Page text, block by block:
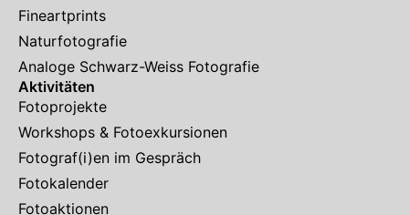
Fineartprints
Naturfotografie
Analoge Schwarz-Weiss Fotografie
Aktivitäten
Fotoprojekte
Workshops & Fotoexkursionen
Fotograf(i)en im Gespräch
Fotokalender
Fotoaktionen